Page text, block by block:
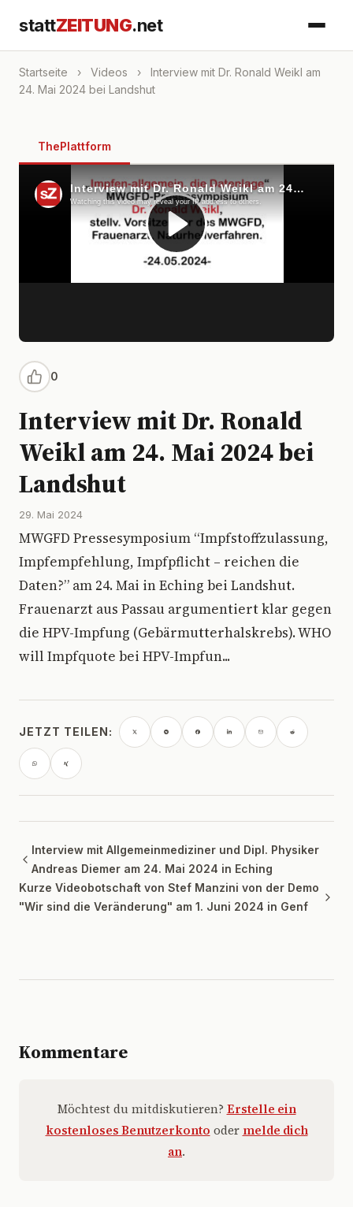
stattZEITUNG.net
Startseite › Videos ›
Interview mit Dr. Ronald Weikl am
24. Mai 2024 bei Landshut
ThePlattform
0
Interview mit Dr. Ronald
Weikl am 24. Mai 2024 bei
Landshut
29. Mai 2024
MWGFD Pressesymposium “Impfstoffzulassung,
Impfempfehlung, Impfpflicht – reichen die
Daten?” am 24. Mai in Eching bei Landshut.
Frauenarzt aus Passau argumentiert klar gegen
die HPV-Impfung (Gebärmutterhalskrebs). WHO
will Impfquote bei HPV-Impfun...
JETZT TEILEN:
Interview mit Allgemeinmediziner und Dipl. Physiker
Andreas Diemer am 24. Mai 2024 in Eching
Kurze Videobotschaft von Stef Manzini von der Demo
"Wir sind die Veränderung" am 1. Juni 2024 in Genf
Kommentare
Möchtest du mitdiskutieren? Erstelle ein
kostenloses Benutzerkonto oder melde dich
an.